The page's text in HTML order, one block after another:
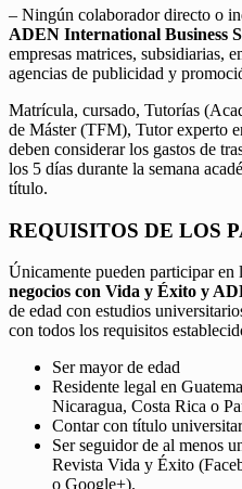
– Ningún colaborador directo o
ADEN International Business
empresas matrices, subsidiarias,
agencias de publicidad y
Matrícula, cursado, Tutorías
de Máster (TFM), Tutor experto
deben considerar los gastos de
los 5 días durante la semana
título.
REQUISITOS DE LOS
Únicamente pueden participar en
negocios con Vida y Éxito y
de edad con estudios
con todos los requisitos
Ser mayor de edad
Residente legal en
Nicaragua, Costa Rica o
Contar con título
Ser seguidor de al menos
Revista Vida y Éxito
o Google+).